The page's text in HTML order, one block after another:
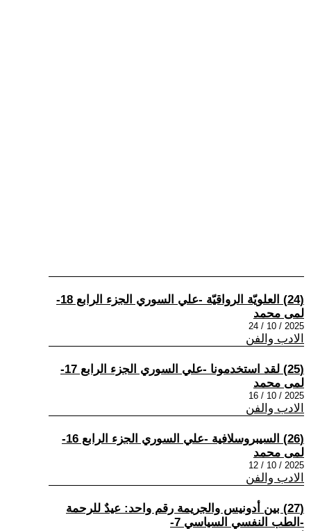
(24) العلويّة الرواقيّة -علي السوري الجزء الرابع 18-
لمى محمد
2025 / 10 / 24
الادب والفن
(25) لقد استخدمونا -علي السوري الجزء الرابع 17-
لمى محمد
2025 / 10 / 16
الادب والفن
(26) السيبروسلافية -علي السوري الجزء الرابع 16-
لمى محمد
2025 / 10 / 12
الادب والفن
(27) بين أدونيس والجريمة رقم واحد: عيدٌ للرحمة
-الطب النفسي السياسي 7-